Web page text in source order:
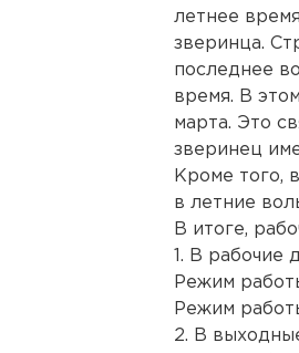
летнее
зверинца.
последнее
время. В
марта. Это
зверинец
Кроме того,
в летние
В итоге,
1. В рабочие
Режим
Режим
2. В